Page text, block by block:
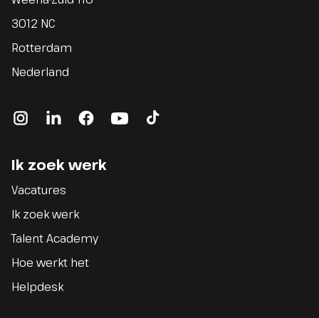
3012 NC
Rotterdam
Nederland
instagram
linkedin facebookyoutube
Ik zoek werk
Vacatures
Ik zoek werk
Talent Academy
Hoe werkt het
Helpdesk